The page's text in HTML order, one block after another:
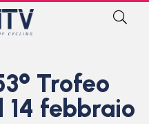
Trofeo
14 febbraio